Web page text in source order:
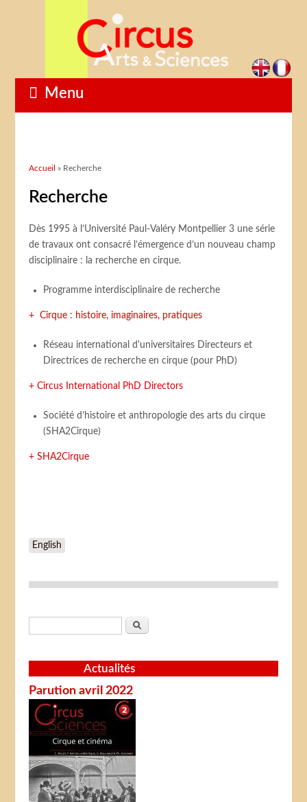
Menu
Vous êtes ici
Accueil » Recherche
Recherche
Dès 1995 à l’Université Paul-Valéry Montpellier 3 une série
de travaux ont consacré l’émergence d’un nouveau champ
disciplinaire : la recherche en cirque.
Programme interdisciplinaire de recherche
+ Cirque : histoire, imaginaires, pratiques
Réseau international d'universitaires Directeurs et
Directrices de recherche en cirque (pour PhD)
+ Circus International PhD Directors
Société d’histoire et anthropologie des arts du cirque
(SHA2Cirque)
+ SHA2Cirque
English
Formulaire de recherche
Rechercher
Actualités
Parution avril 2022